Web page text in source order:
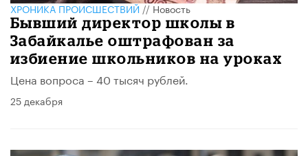
ХРОНИКА ПРОИСШЕСТВИЙ//Новость
Бывший директор школы в
Забайкалье оштрафован за
избиение школьников на уроках
Цена вопроса – 40 тысяч рублей.
25 декабря